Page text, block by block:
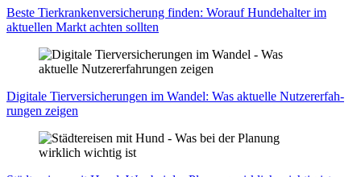
Bes­te Tier­kran­ken­ver­si­che­rung fin­den: Wor­auf Hun­de­hal­ter im
aktu­el­len Markt ach­ten soll­ten
Digi­ta­le Tier­ver­si­che­run­gen im Wan­del: Was aktu­el­le Nut­zer­er­fah­
run­gen zei­gen